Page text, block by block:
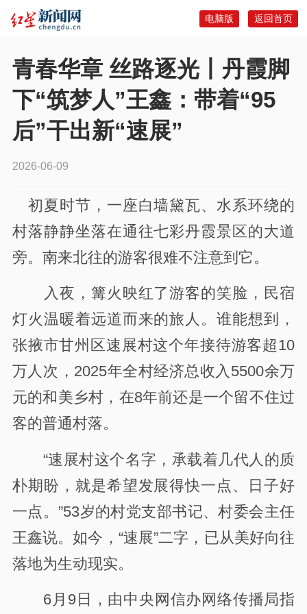
返回首页
电脑版
青春华章 丝路逐光丨丹霞脚
下“筑梦人”王鑫：带着“95
后”干出新“速展”
2026-06-09
初夏时节，一座白墙黛瓦、水系环绕的
村落静静坐落在通往七彩丹霞景区的大道
旁。南来北往的游客很难不注意到它。
入夜，篝火映红了游客的笑脸，民宿
灯火温暖着远道而来的旅人。谁能想到，
张掖市甘州区速展村这个年接待游客超10
万人次，2025年全村经济总收入5500余万
元的和美乡村，在8年前还是一个留不住过
客的普通村落。
“速展村这个名字，承载着几代人的质
朴期盼，就是希望发展得快一点、日子好
一点。”53岁的村党支部书记、村委会主任
王鑫说。如今，“速展”二字，已从美好向往
落地为生动现实。
6月9日，由中央网信办网络传播局指